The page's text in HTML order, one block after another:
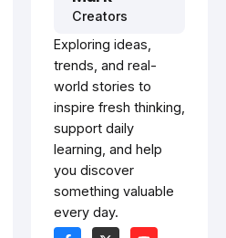
Creators
Exploring ideas,
trends, and real-
world stories to
inspire fresh thinking,
support daily
learning, and help
you discover
something valuable
every day.